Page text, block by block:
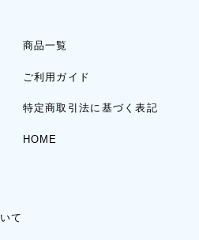
て
商品一覧
ご利用ガイド
特定商取引法に基づく表記
HOME